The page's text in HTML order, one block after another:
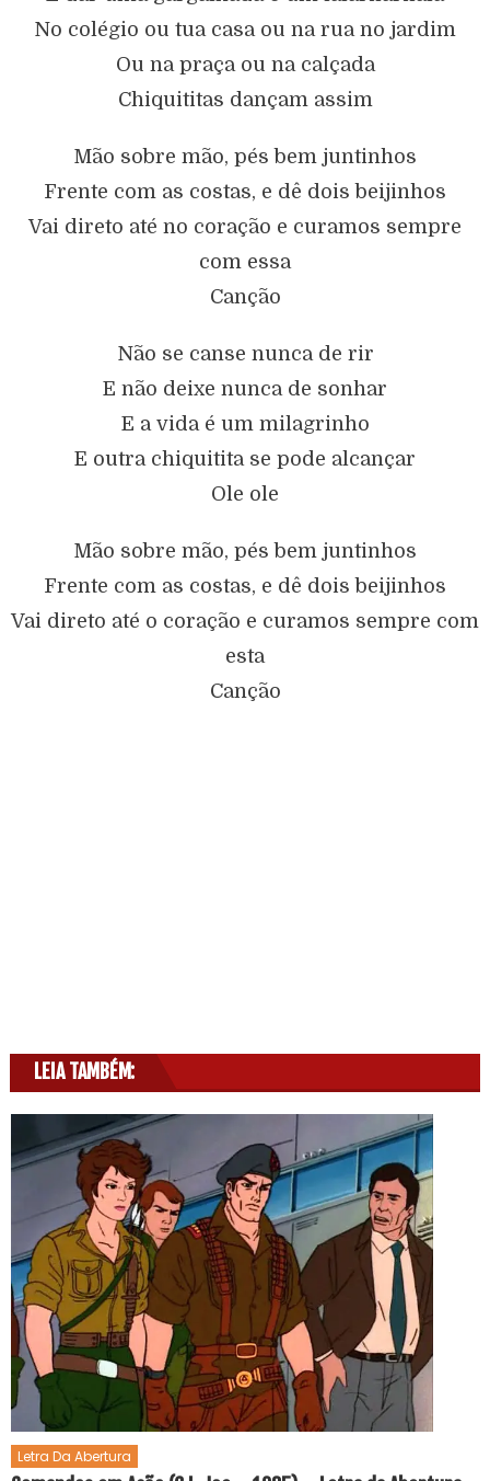
No colégio ou tua casa ou na rua no jardim
Ou na praça ou na calçada
Chiquititas dançam assim
Mão sobre mão, pés bem juntinhos
Frente com as costas, e dê dois beijinhos
Vai direto até no coração e curamos sempre
com essa
Canção
Não se canse nunca de rir
E não deixe nunca de sonhar
E a vida é um milagrinho
E outra chiquitita se pode alcançar
Ole ole
Mão sobre mão, pés bem juntinhos
Frente com as costas, e dê dois beijinhos
Vai direto até o coração e curamos sempre com
esta
Canção
LEIA TAMBÉM:
Letra Da Abertura